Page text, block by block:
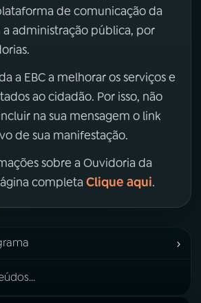
de comunicação da
administração pública, por
a EBC a melhorar os serviços e
ao cidadão. Por isso, não
na sua mensagem o link
de sua manifestação.
sobre a Ouvidoria da
completa Clique aqui.
›